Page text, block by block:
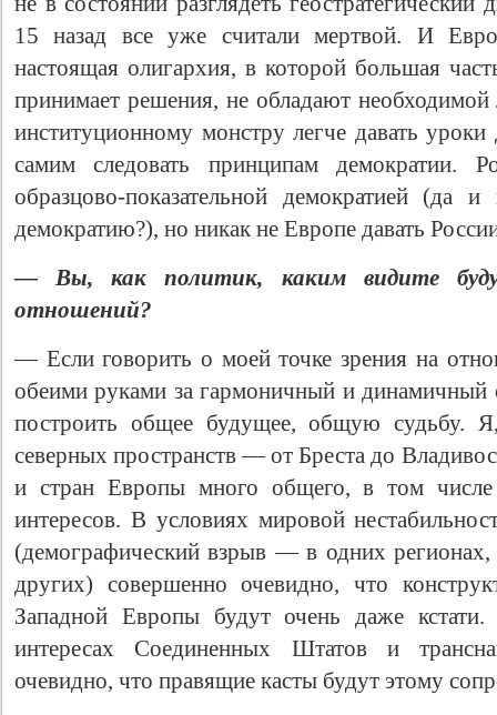
15 назад все уже считали мертвой. И
настоящая олигархия, в которой большая
принимает решения, не обладают
институционному монстру легче давать
самим следовать принципам демократии.
образцово-показательной демократией (да
демократию?), но никак не Европе давать
— Вы, как политик, каким видите
отношений?
— Если говорить о моей точке зрения на
обеими руками за гармоничный и
построить общее будущее, общую судьбу.
северных пространств — от Бреста до
и стран Европы много общего, в том
интересов. В условиях мировой
(демографический взрыв — в одних
других) совершенно очевидно, что
Западной Европы будут очень даже
интересах Соединенных Штатов и
очевидно, что правящие касты будут этому